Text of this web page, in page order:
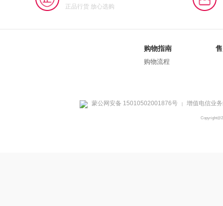
正品行货 放心选购
购物指南
购物流程
蒙公网安备 15010502001876号 | 增值电信业